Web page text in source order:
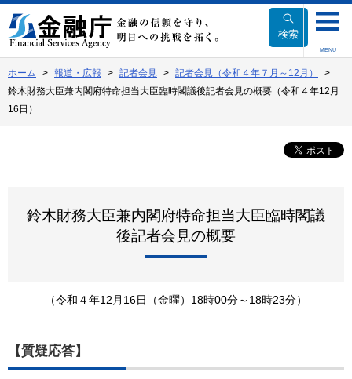
文
へ
動
検索
MENU
ホーム 報道・広報 記者会見
記者会見（令和４年７月～12月）
鈴木財務大臣兼内閣府特命担当大臣臨時閣議後記者会見の概要（令和４年12月
16日）
鈴木財務大臣兼内閣府特命担当大臣臨時閣議
後記者会見の概要
（令和４年12月16日（金曜）18時00分～18時23分）
【質疑応答】